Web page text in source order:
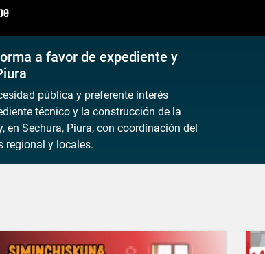
a favor de expediente y
pública y preferente interés
técnico y la construcción de la
en Sechura, Piura, con coordinación del
regional y locales.